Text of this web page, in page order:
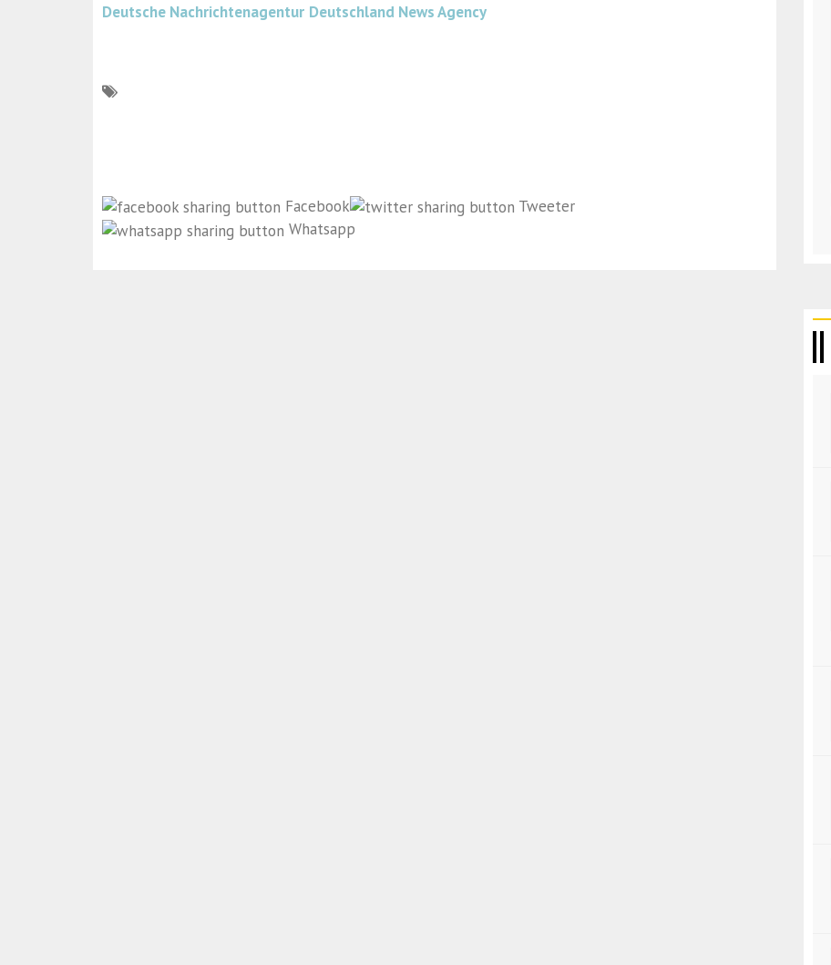
Deutsche Nachrichtenagentur Deutschland News Agency
Facebook
Tweeter
Whatsapp